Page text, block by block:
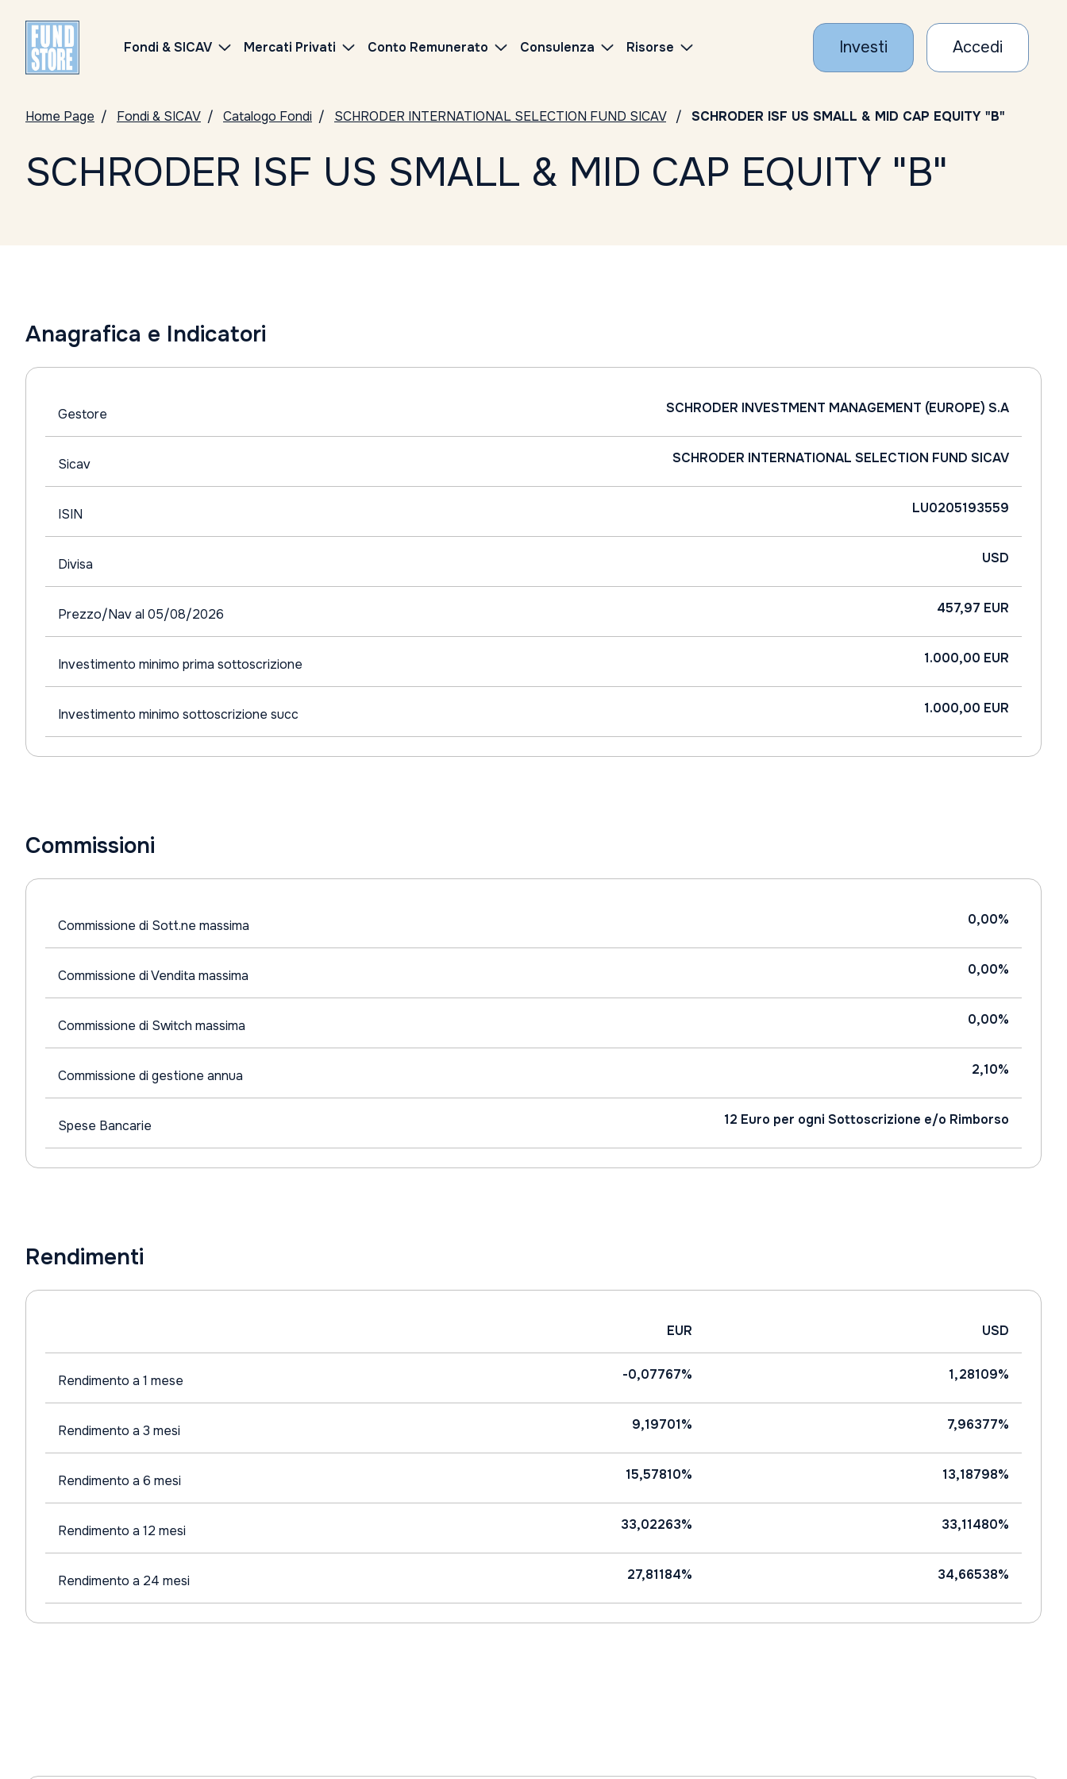
Fondi & SICAV Mercati Privati Conto Remunerato Consulenza Risorse Investi Accedi
Home Page Fondi & SICAV Catalogo Fondi SCHRODER INTERNATIONAL SELECTION FUND SICAV SCHRODER ISF US SMALL & MID CAP EQUITY "B"
SCHRODER ISF US SMALL & MID CAP EQUITY "B"
Anagrafica e Indicatori
Gestore SCHRODER INVESTMENT MANAGEMENT (EUROPE) S.A
Sicav SCHRODER INTERNATIONAL SELECTION FUND SICAV
ISIN LU0205193559
Divisa USD
Prezzo/Nav al 05/08/2026 457,97 EUR
Investimento minimo prima sottoscrizione 1.000,00 EUR
Investimento minimo sottoscrizione succ 1.000,00 EUR
Commissioni
Commissione di Sott.ne massima 0,00%
Commissione di Vendita massima 0,00%
Commissione di Switch massima 0,00%
Commissione di gestione annua 2,10%
Spese Bancarie 12 Euro per ogni Sottoscrizione e/o Rimborso
Rendimenti
EUR USD
Rendimento a 1 mese -0,07767% 1,28109%
Rendimento a 3 mesi 9,19701% 7,96377%
Rendimento a 6 mesi 15,57810% 13,18798%
Rendimento a 12 mesi 33,02263% 33,11480%
Rendimento a 24 mesi 27,81184% 34,66538%